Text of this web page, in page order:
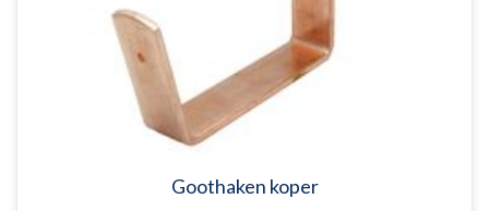
Goothaken koper